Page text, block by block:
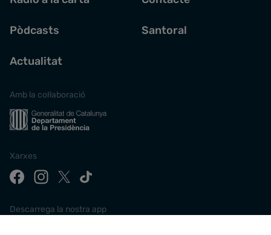
Pòdcasts
Actualitat
Santoral
Amb la col·laboració
Xarxes
Descarrega la nostra app